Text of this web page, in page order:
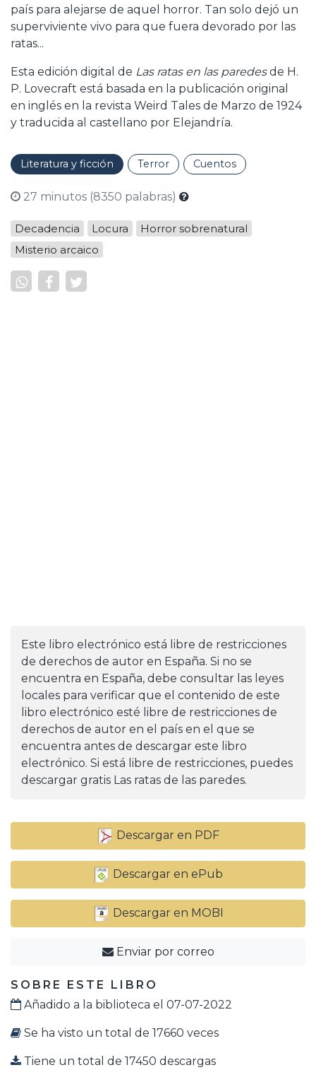
país para alejarse de aquel horror. Tan solo dejó un
superviviente vivo para que fuera devorado por las
ratas...
Esta edición digital de Las ratas en las paredesde H.
P. Lovecraft está basada en la publicación original
en inglés en la revista Weird Tales de Marzo de 1924
y traducida al castellano por Elejandría.
Literatura y ficción Terror Cuentos
27 minutos (8350 palabras)
Decadencia Locura
Horror sobrenatural
Misterio arcaico
Este libro electrónico está libre de restricciones
de derechos de autor en España. Si no se
encuentra en España, debe consultar las leyes
locales para verificar que el contenido de este
libro electrónico esté libre de restricciones de
derechos de autor en el país en el que se
encuentra antes de descargar este libro
electrónico. Si está libre de restricciones, puedes
descargar gratis Las ratas de las paredes.
Descargar en PDF
Descargar en ePub
Descargar en MOBI
Enviar por correo
SOBRE ESTE LIBRO
Añadido a la biblioteca el 07-07-2022
Se ha visto un total de 17660 veces
Tiene un total de 17450 descargas